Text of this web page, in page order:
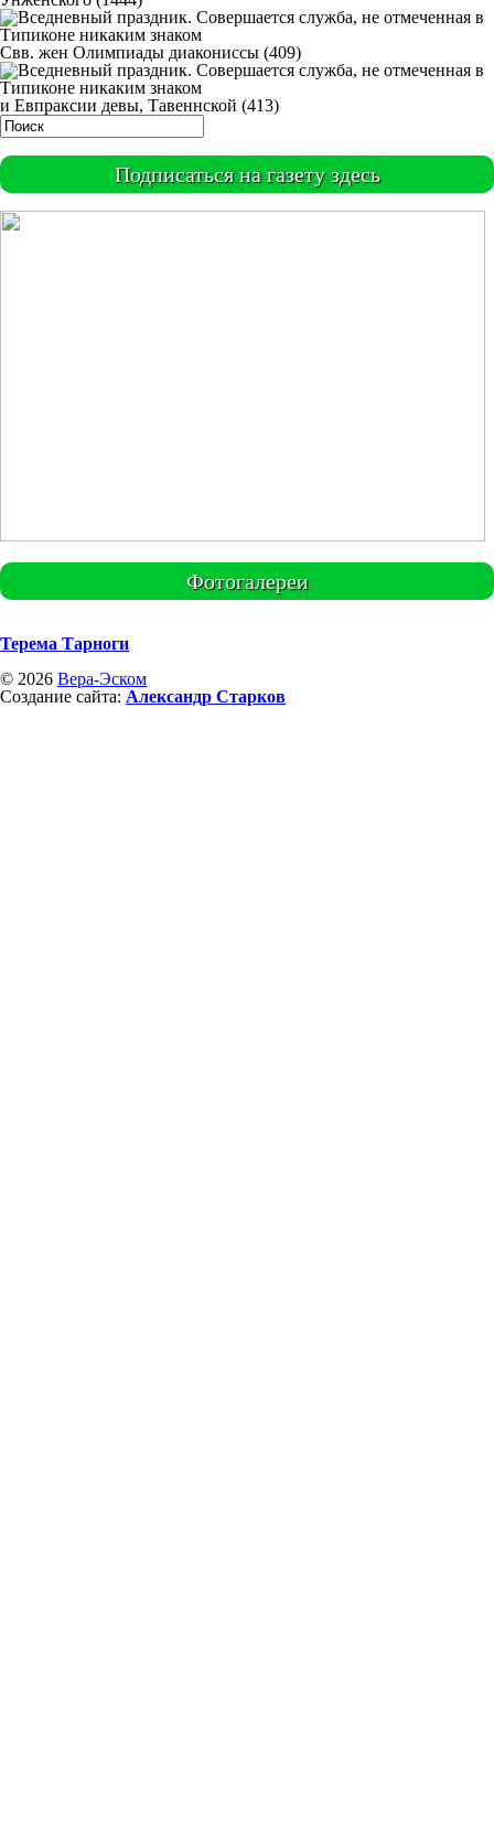
Свв. жен Олимпиады диакониссы (409)
и Евпраксии девы, Тавеннской (413)
Подписаться на газету здесь
Фотогалереи
Терема Тарноги
© 2026 Вера-Эском
Создание сайта: Александр Старков